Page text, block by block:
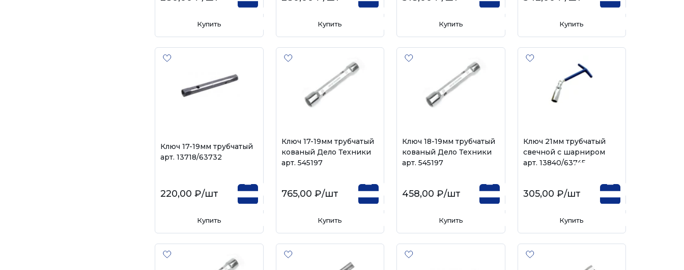
Купить Купить Купить Купить
Ключ 17-19мм трубчатый
арт. 13718/63732
220,00 ₽/шт
Купить
Ключ 17-19мм трубчатый
кованый Дело Техники
арт. 545197
765,00 ₽/шт
Купить
Ключ 18-19мм трубчатый
кованый Дело Техники
арт. 545197
458,00 ₽/шт
Купить
Ключ 21мм трубчатый
свечной с шарниром
арт. 13840/63745
305,00 ₽/шт
Купить